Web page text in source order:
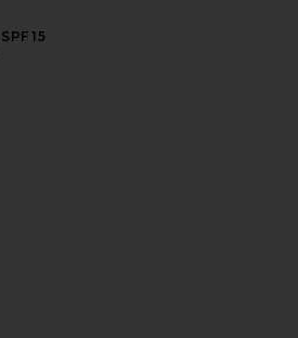
15
MALIN+GOETZ SPF 30 MINERAL